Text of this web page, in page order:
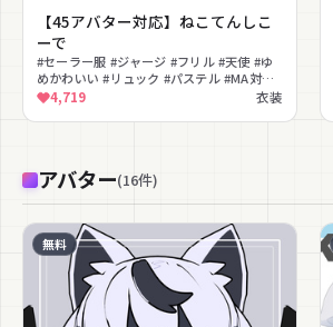
【45アバター対応】ねこてんしこ
ーで
#セーラー服 #ジャージ #フリル #天使 #ゆ
めかわいい #リュック #パステル #MA対応
#lilToon対応 #ゆるかわ
4,719 衣装
アバター(16件)
無料